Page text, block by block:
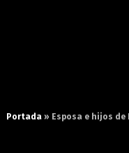
Portada » Esposa e hijos